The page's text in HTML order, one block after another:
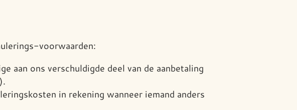
voorwaarden:
aan ons verschuldigde deel van de aanbetaling
in rekening wanneer iemand anders